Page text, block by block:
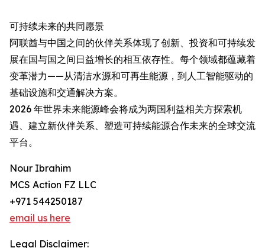
可持续未来的共同愿景
阿联酋与中国之间的伙伴关系体现了创新、投资和可持续发
展在国与国之间日益增长的相互依存性。每个领域都蕴藏着
变革潜力——从清洁水源和可再生能源，到人工智能驱动的
基础设施和交通解决方案。
2026 年世界未来能源峰会将成为两国利益相关方探索机
遇、建立新伙伴关系、塑造可持续能源合作未来的全球交流
平台。
Nour Ibrahim
MCS Action FZ LLC
+971 544250187
email us here
Legal Disclaimer: